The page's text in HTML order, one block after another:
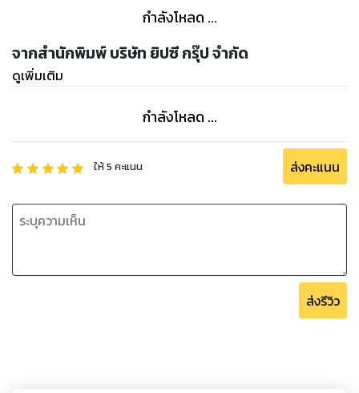
กำลังโหลด ...
จากสำนักพิมพ์ บริษัท ยิปซี กรุ๊ป จำกัด
ดูเพิ่มเติม
กำลังโหลด ...
ให้5 คะแนน ส่งคะแนน
ส่งรีวิว